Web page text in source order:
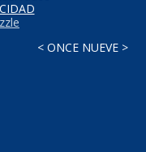
< ONCE NUEVE >